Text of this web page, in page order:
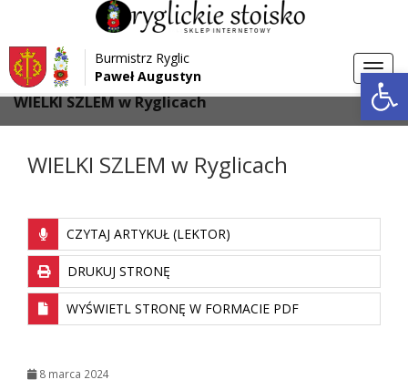
Przejdź do menu
Przejdź do głównej treści strony
Przejdź do stopki strony
Burmistrz Ryglic
Paweł Augustyn
Strona główna > Aktualności
WIELKI SZLEM w Ryglicach
WIELKI SZLEM w Ryglicach
CZYTAJ ARTYKUŁ (LEKTOR)
DRUKUJ STRONĘ
WYŚWIETL STRONĘ W FORMACIE PDF
8 marca 2024